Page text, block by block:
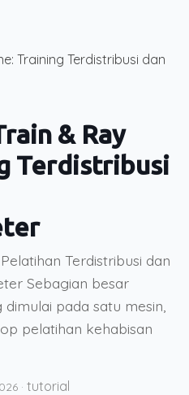
Training Terdistribusi dan
& Ray
Terdistribusi
Terdistribusi dan
Sebagian besar
pada satu mesin,
pelatihan kehabisan
· tutorial